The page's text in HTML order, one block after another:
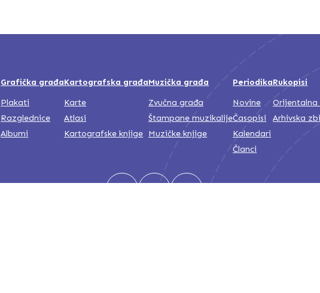
Grafička građa
Plakati
Razglednice
Albumi
Kartografska građa
Karte
Atlasi
Kartografske knjige
Muzička građa
Zvučna građa
Štampane muzikalije
Muzičke knjige
Periodika
Novine
Časopisi
Kalendari
Članci
Rukopisi
Orijentalna
Arhivska